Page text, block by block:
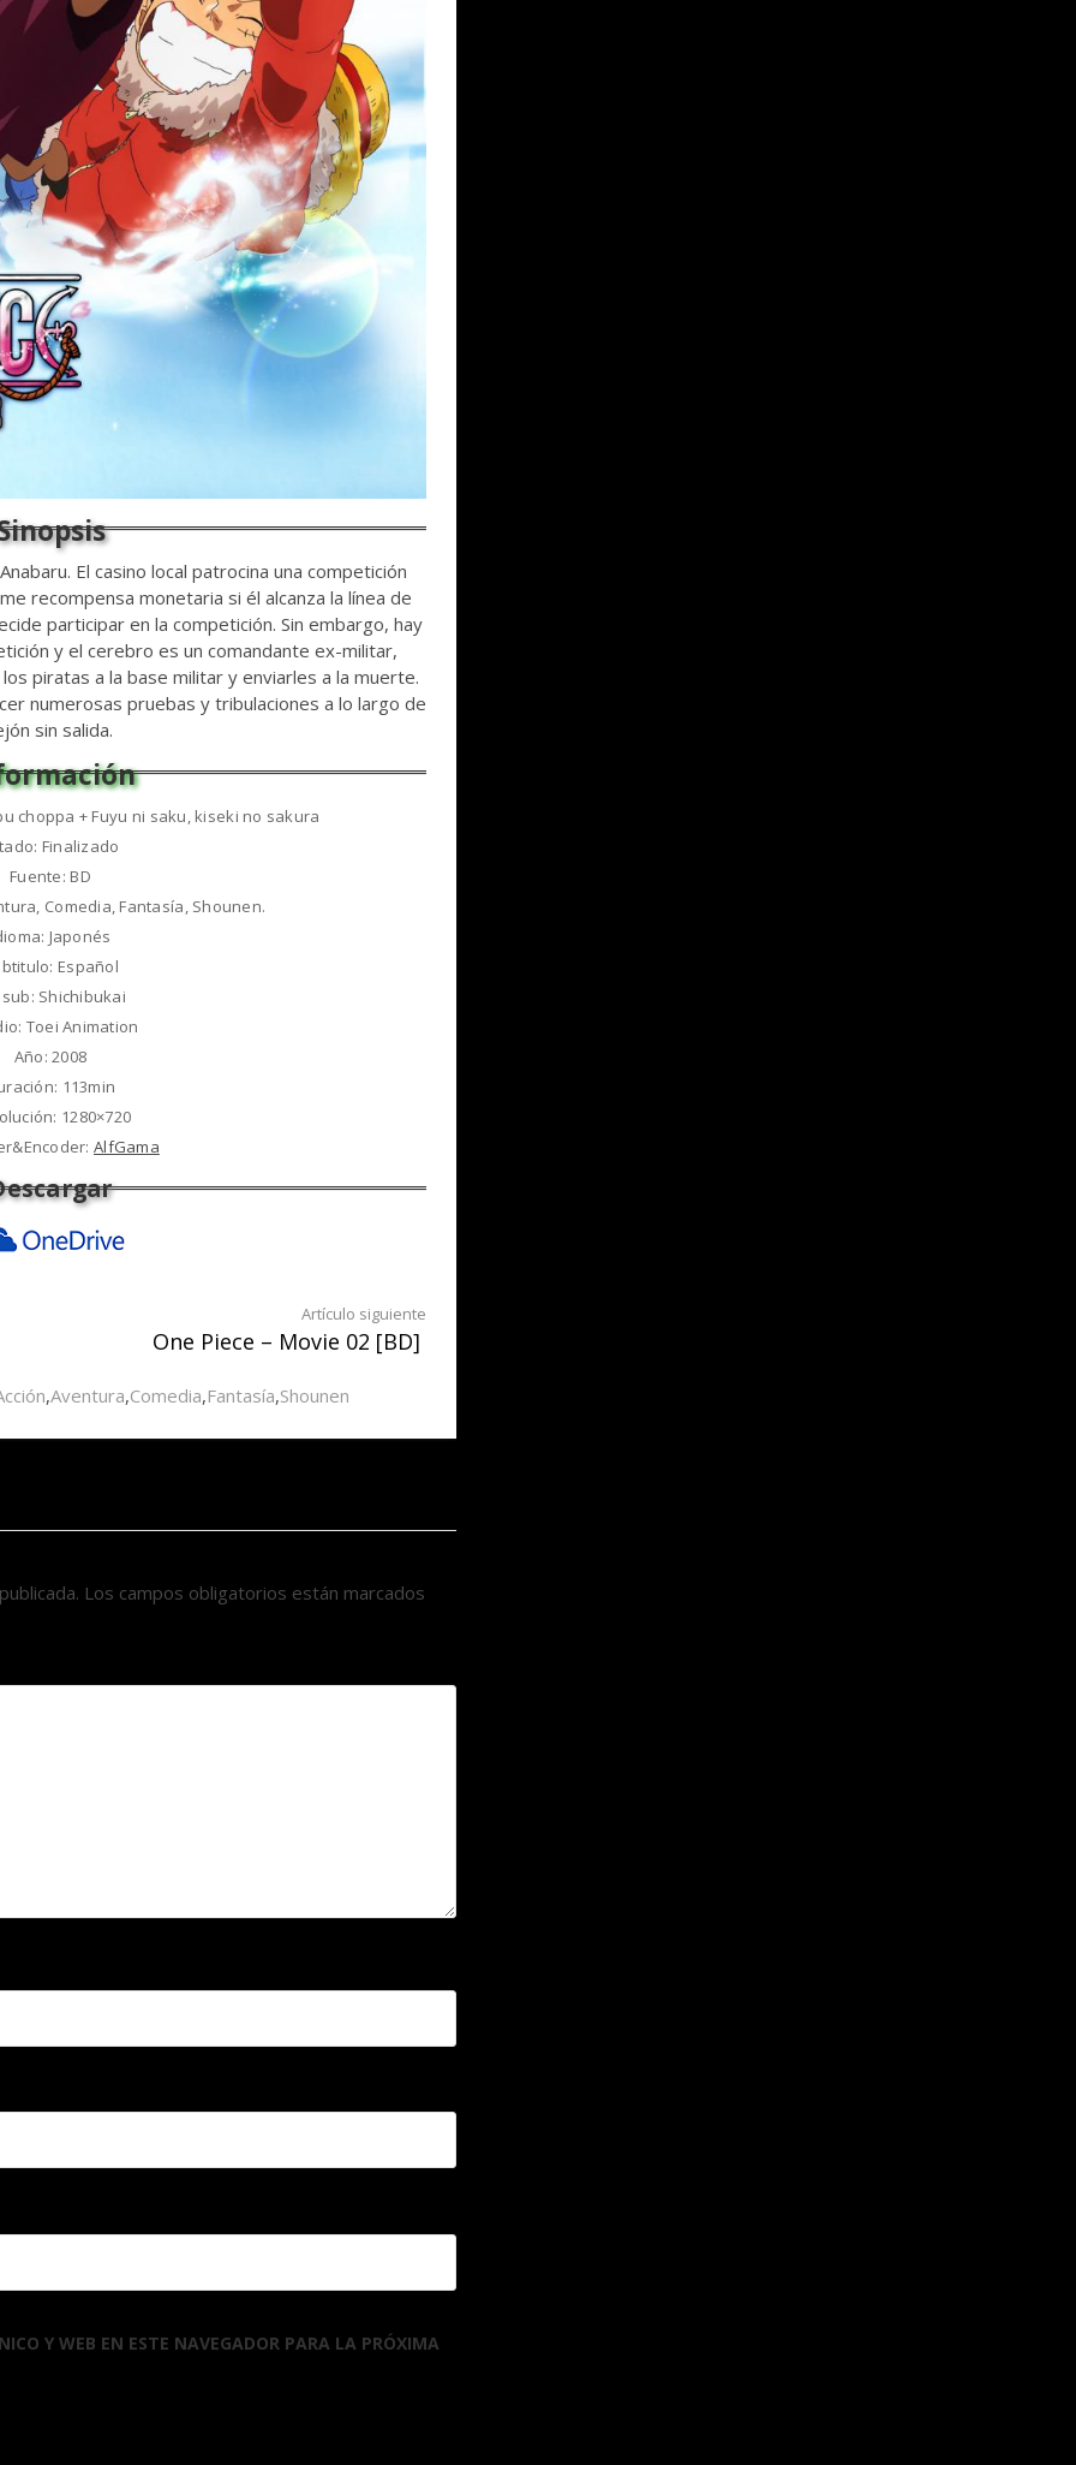
El casino local patrocina una competición
recompensa monetaria si él alcanza la línea de
participar en la competición. Sin embargo, hay
y el cerebro es un comandante ex-militar,
piratas a la base militar y enviarles a la muerte.
numerosas pruebas y tribulaciones a lo largo de
sin salida.
choppa + Fuyu ni saku, kiseki no sakura
Finalizado
Fuente: BD
Comedia, Fantasía, Shounen.
Japonés
Español
Shichibukai
Toei Animation
Año: 2008
113min
1280×720
AlfGama
Artículo siguiente
One Piece – Movie 02 [BD]
,Aventura,Comedia,Fantasía,Shounen
Los campos obligatorios están marcados
Y WEB EN ESTE NAVEGADOR PARA LA PRÓXIMA